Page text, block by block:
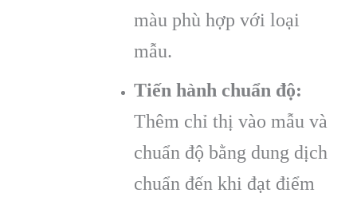
màu phù hợp với loại
mẫu.
Tiến hành chuẩn độ:
Thêm chỉ thị vào mẫu và
chuẩn độ bằng dung dịch
chuẩn đến khi đạt điểm